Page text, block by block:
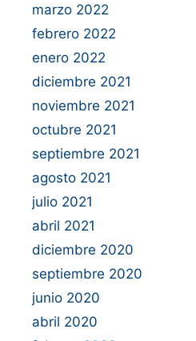
marzo 2022
febrero 2022
enero 2022
diciembre 2021
noviembre 2021
octubre 2021
septiembre 2021
agosto 2021
julio 2021
abril 2021
diciembre 2020
septiembre 2020
junio 2020
abril 2020